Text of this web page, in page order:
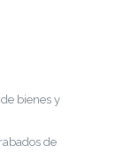
bienes y
de